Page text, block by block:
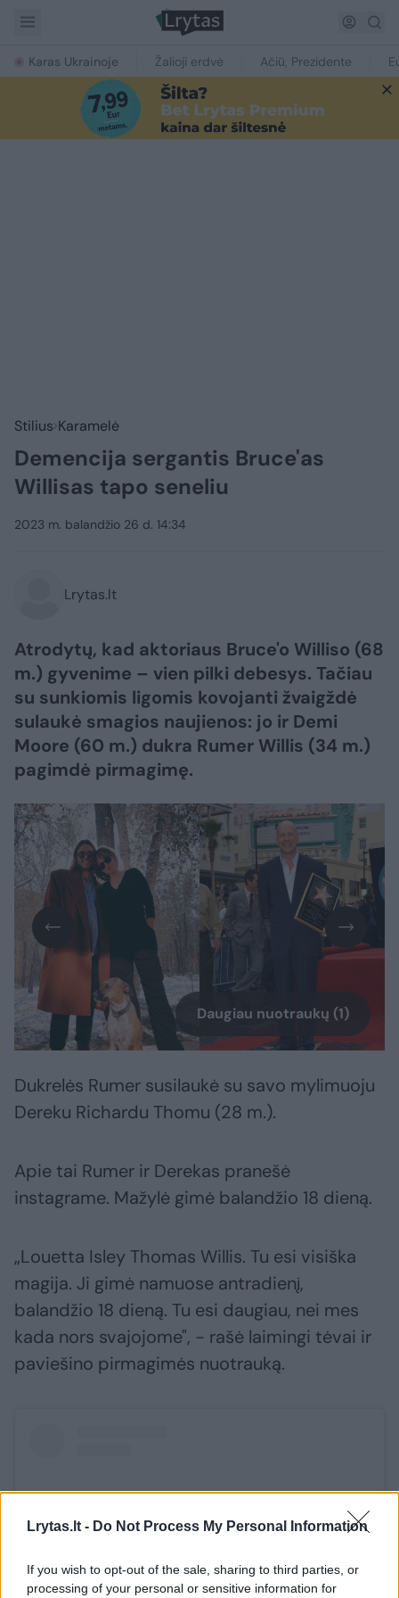
Lrytas.lt - Do Not Process My Personal Information
If you wish to opt-out of the sale, sharing to third parties, or
processing of your personal or sensitive information for
Karas Ukrainoje Žalioji erdvė Ačiū, Prezidente
Stilius Karamelė
Demencija sergantis Bruce'as
Willisas tapo seneliu
2023 m. balandžio 26 d. 14:34
Lrytas.lt
Atrodytų, kad aktoriaus Bruce'o Williso (68
m.) gyvenime – vien pilki debesys. Tačiau
su sunkiomis ligomis kovojanti žvaigždė
sulaukė smagios naujienos: jo ir Demi
Moore (60 m.) dukra Rumer Willis (34 m.)
pagimdė pirmagimę.
Daugiau nuotraukų (1)
Dukrelės Rumer susilaukė su savo mylimuoju
Dereku Richardu Thomu (28 m.).
Apie tai Rumer ir Derekas pranešė
instagrame. Mažylė gimė balandžio 18 dieną.
„Louetta Isley Thomas Willis. Tu esi visiška
magija. Ji gimė namuose antradienį,
balandžio 18 dieną. Tu esi daugiau, nei mes
kada nors svajojome", - rašė laimingi tėvai ir
paviešino pirmagimės nuotrauką.